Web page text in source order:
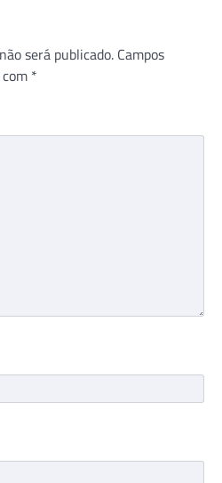
será publicado. Campos
*